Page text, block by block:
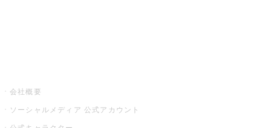
会社概要
ソーシャルメディア 公式アカウント